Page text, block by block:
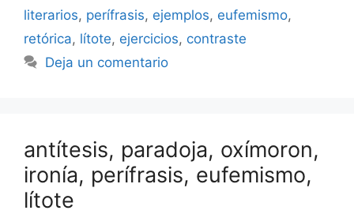
literarios, perífrasis, ejemplos, eufemismo,
retórica, lítote, ejercicios, contraste
Deja un comentario
antítesis, paradoja, oxímoron,
ironía, perífrasis, eufemismo,
lítote